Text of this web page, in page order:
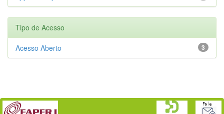
Tipo de Acesso
3
Acesso Aberto